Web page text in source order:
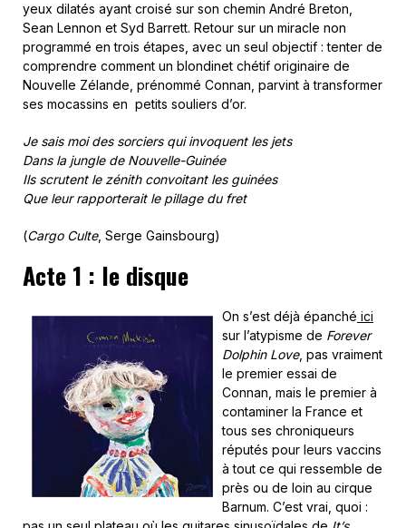
yeux dilatés ayant croisé sur son chemin André Breton,
Sean Lennon et Syd Barrett. Retour sur un miracle non
programmé en trois étapes, avec un seul objectif : tenter de
comprendre comment un blondinet chétif originaire de
Nouvelle Zélande, prénommé Connan, parvint à transformer
ses mocassins en petits souliers d’or.
Je sais moi des sorciers qui invoquent les jets
Dans la jungle de Nouvelle-Guinée
Ils scrutent le zénith convoitant les guinées
Que leur rapporterait le pillage du fret
(Cargo Culte, Serge Gainsbourg)
Acte 1 : le disque
On s’est déjà épanché ici
sur l’atypisme de Forever
Dolphin Love, pas vraiment
le premier essai de
Connan, mais le premier à
contaminer la France et
tous ses chroniqueurs
réputés pour leurs vaccins
à tout ce qui ressemble de
près ou de loin au cirque
Barnum. C’est vrai, quoi :